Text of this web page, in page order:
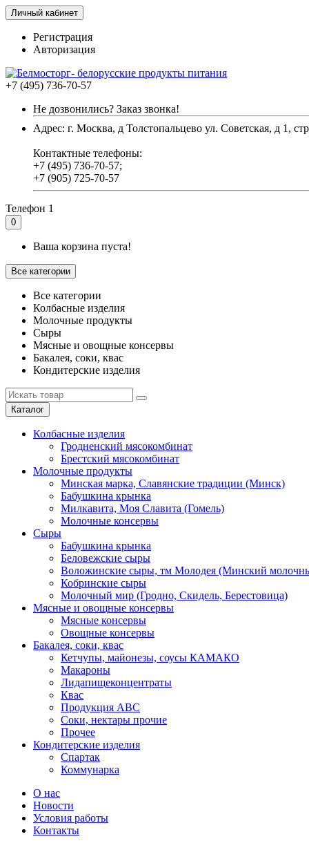
Личный кабинет
Регистрация
Авторизация
+7 (495) 736-70-57
Не дозвонились? Заказ звонка!
Адрес: г. Москва, д Толстопальцево ул. Советская, д 1,
Контактные телефоны:
+7 (495) 736-70-57;
+7 (905) 725-70-57
Телефон 1
0
Ваша корзина пуста!
Все категории
Все категории
Колбасные изделия
Молочные продукты
Сыры
Мясные и овощные консервы
Бакалея, соки, квас
Кондитерские изделия
Каталог
Колбасные изделия
Гродненский мясокомбинат
Брестский мясокомбинат
Молочные продукты
Минская марка, Славянские традиции (Минск)
Бабушкина крынка
Милкавита, Моя Славита (Гомель)
Молочные консервы
Сыры
Бабушкина крынка
Беловежские сыры
Воложинские сыры, тм Молодея (Минский
Кобринские сыры
Молочный мир (Гродно, Скидель, Берестовица)
Мясные и овощные консервы
Мясные консервы
Овощные консервы
Бакалея, соки, квас
Кетчупы, майонезы, соусы КАМАКО
Макароны
Лидапищеконцентраты
Квас
Продукция АВС
Соки, нектары прочие
Прочее
Кондитерские изделия
Спартак
Коммунарка
О нас
Новости
Условия работы
Контакты